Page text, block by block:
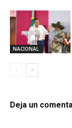
NACIONAL
Deja un